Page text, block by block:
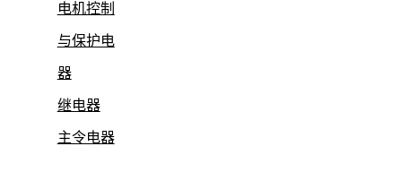
电机控制
与保护电
器
继电器
主令电器